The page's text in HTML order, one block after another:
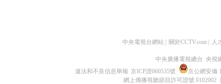
中央電視台網站 關於CCTV.com 人
中央廣播電視總台 央視
違法和不良信息舉報 京ICP證060535號
京公網安備
網上傳播視聽節目許可證號 0102002